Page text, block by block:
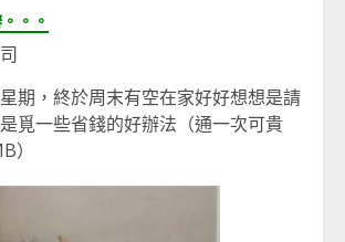
。。
期，終於周末有空在家好好想想是請
覓一些省錢的好辦法（通一次可貴
）